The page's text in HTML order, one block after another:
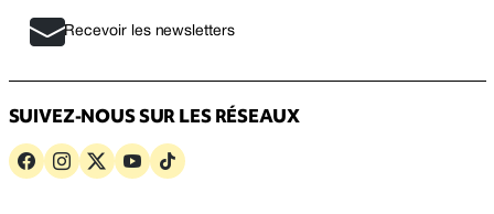
Recevoir les newsletters
SUIVEZ-NOUS SUR LES RÉSEAUX